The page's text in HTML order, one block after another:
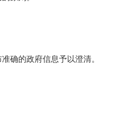
确的政府信息予以澄清。